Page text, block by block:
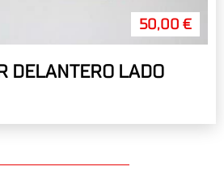
50,00 €
DELANTERO LADO